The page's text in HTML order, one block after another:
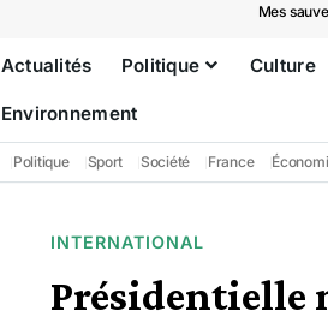
Mes
Actualités Politique Culture
Environnement
Politique Sport Société France
INTERNATIONAL
Présidentielle